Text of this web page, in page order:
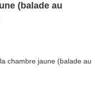
(balade au